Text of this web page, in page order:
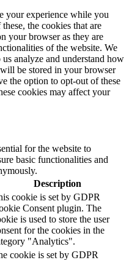
your experience while you
the cookies that are
your browser as they are
of the website. We
analyze and understand how
be stored in your browser
the option to opt-out of these
cookies may affect your
for the website to
basic functionalities and
Description
cookie is set by GDPR
Consent plugin. The
is used to store the user
for the cookies in the
"Analytics".
cookie is set by GDPR